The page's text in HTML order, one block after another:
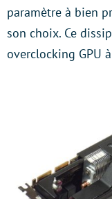
paramètre à bien
son choix. Ce
overclocking GPU